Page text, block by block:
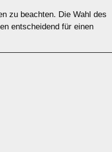
zu beachten. Die Wahl des
entscheidend für einen